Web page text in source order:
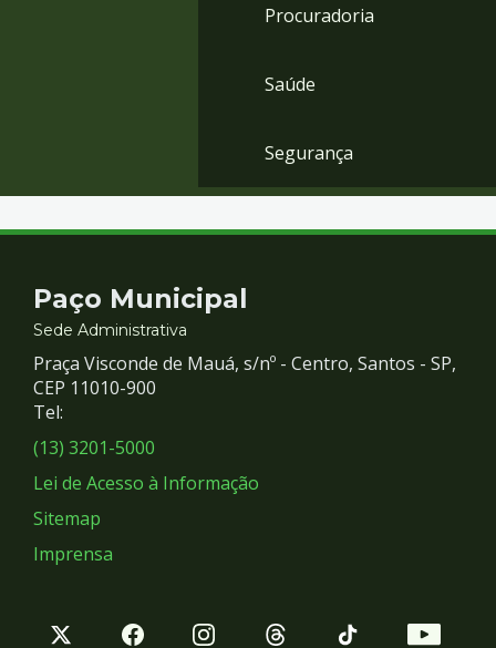
Procuradoria
Saúde
Segurança
Contato
e
Redes
Sociais
Paço Municipal
Sede Administrativa
Praça Visconde de Mauá, s/nº - Centro, Santos - SP,
CEP 11010-900
Tel:
(13) 3201-5000
Lei de Acesso à Informação
Sitemap
Imprensa